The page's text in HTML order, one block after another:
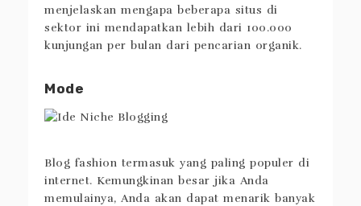
menjelaskan mengapa beberapa situs di
sektor ini mendapatkan lebih dari 100.000
kunjungan per bulan dari pencarian organik.
Mode
Blog fashion termasuk yang paling populer di
internet. Kemungkinan besar jika Anda
memulainya, Anda akan dapat menarik banyak